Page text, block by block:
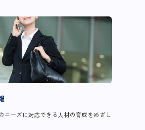
ニーズに対応できる人材の育成をめざし